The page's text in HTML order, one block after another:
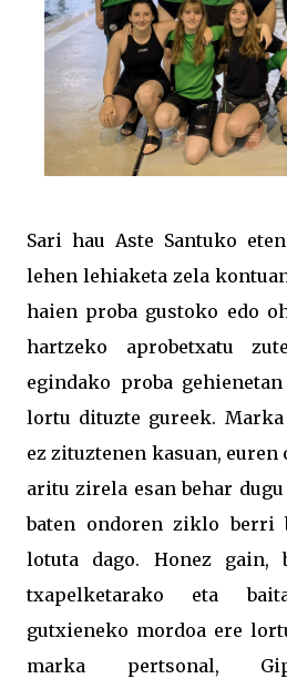
Sari hau Aste Santuko
lehen lehiaketa zela
haien proba gustoko edo
hartzeko aprobetxatu
egindako proba
lortu dituzte gureek.
ez zituztenen kasuan,
aritu zirela esan behar
baten ondoren ziklo berri
lotuta dago. Honez gain,
txapelketarako eta
gutxieneko mordoa ere
marka pertsonal,